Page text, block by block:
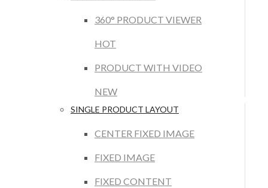
360° PRODUCT VIEWER
HOT
PRODUCT WITH VIDEO
NEW
SINGLE PRODUCT LAYOUT
CENTER FIXED IMAGE
FIXED IMAGE
FIXED CONTENT